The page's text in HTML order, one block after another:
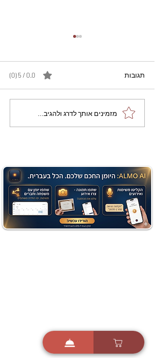
מתכון מנצח עוגת מייפל
שוקולד בחושה וקלה - זיוה
תגובות 0.0 / 5 ‏(0)
מזמינים אותך לדרג ולהגיב...